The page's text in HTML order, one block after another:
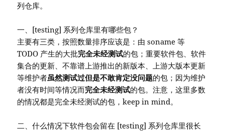
列仓库。
一、[testing] 系列仓库里有哪些包？
主要有三类，按照数量排序应该是：由 soname 等
TODO 产生的大批完全未经测试的包；重要软件包、软件
集合的更新、不靠谱上游推出的新版本、上游大版本更新
等维护者虽然测试过但是不敢肯定没问题的包；因为维护
者没有时间等情况而完全未经测试的包。注意，这里多数
的情况都是完全未经测试的包，keep in mind。
二、什么情况下软件包会留在 [testing] 系列仓库里很长